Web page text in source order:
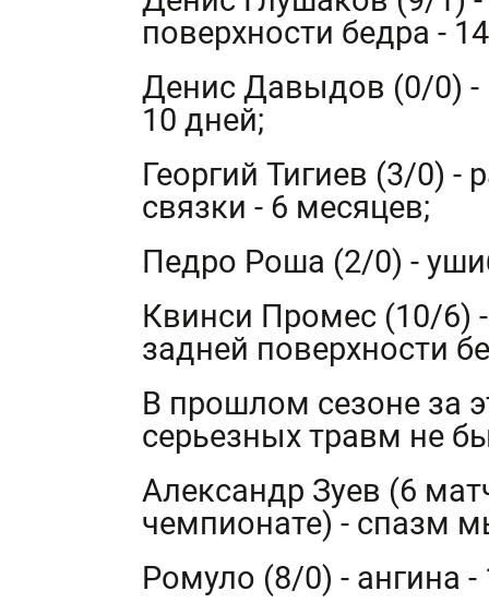
поверхности бедра -
Денис Давыдов (0/0)
10 дней;
Георгий Тигиев (3/0) -
связки - 6 месяцев;
Педро Роша (2/0) -
Квинси Промес (10/
задней поверхности
В прошлом сезоне за
серьезных травм не
Александр Зуев (6
чемпионате) - спазм
Ромуло (8/0) - ангина -